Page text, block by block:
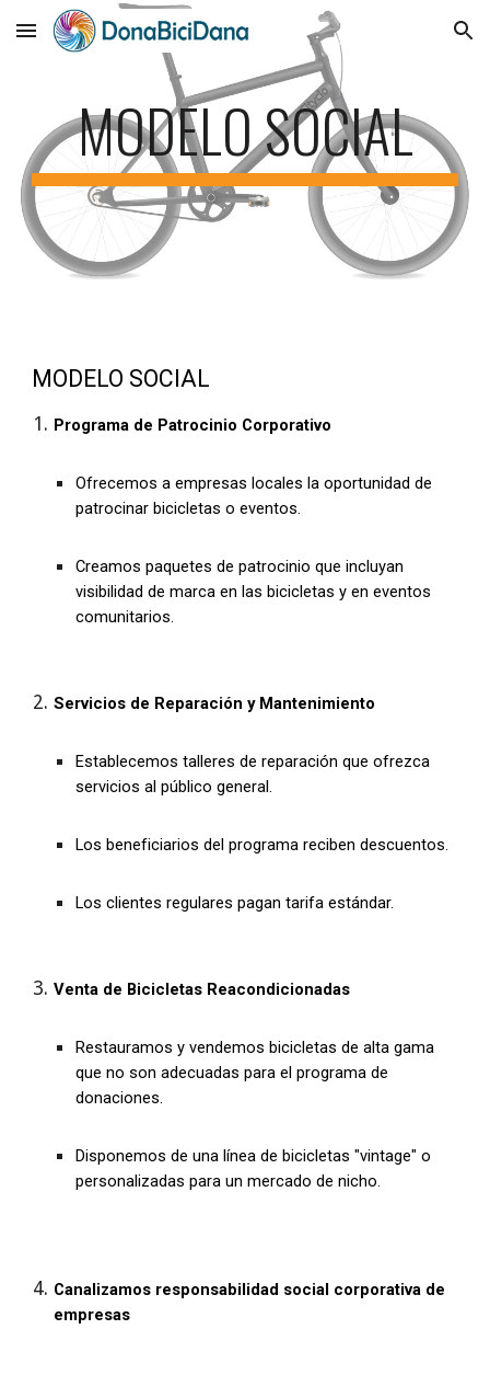
Skip to main content Skip to navigation
MODELO SOCIAL
MODELO SOCIAL
Programa de Patrocinio Corporativo
Ofrecemos a empresas locales la oportunidad de
patrocinar bicicletas o eventos.
Creamos paquetes de patrocinio que incluyan
visibilidad de marca en las bicicletas y en eventos
comunitarios.
Servicios de Reparación y Mantenimiento
Establecemos talleres de reparación que ofrezca
servicios al público general.
Los beneficiarios del programa reciben descuentos.
Los clientes regulares pagan tarifa estándar.
Venta de Bicicletas Reacondicionadas
Restauramos y vendemos bicicletas de alta gama
que no son adecuadas para el programa de
donaciones.
Disponemos de una línea de bicicletas "vintage" o
personalizadas para un mercado de nicho.
Canalizamos responsabilidad social corporativa de
empresas